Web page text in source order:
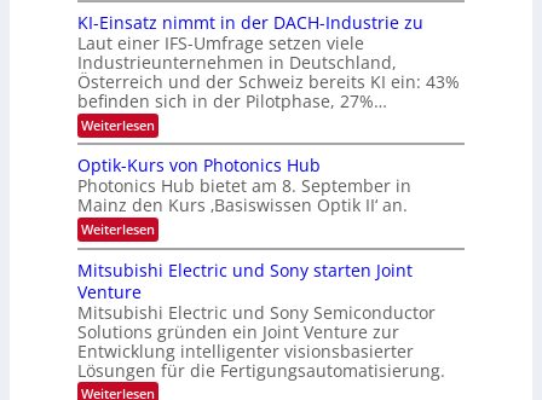
i
l
d
v
e
r
a
r
b
e
i
n
g
s
-
d
e
t
s
t
a
r
k
e
W
a
c
h
s
u
i
m
e
r
s
t
9
.
W
E
-
H
e
r
a
e
u
s
-
S
e
n
a
r
KI-Einsatz nimmt in der DACH-Industrie zu
Laut einer IFS-Umfrage setzen viele
Industrieunternehmen in Deutschland,
Österreich und der Schweiz bereits KI ein: 43%
befinden sich in der Pilotphase, 27%…
Weiterlesen:
K
-
E
i
n
s
t
n
m
m
t
i
Optik-Kurs von Photonics Hub
Photonics Hub bietet am 8. September in
Mainz den Kurs ‚Basiswissen Optik II‘ an.
Weiterlesen:
O
p
t
k
-
K
u
r
Mitsubishi Electric und Sony starten Joint
Venture
Mitsubishi Electric und Sony Semiconductor
Solutions gründen ein Joint Venture zur
Entwicklung intelligenter visionsbasierter
Lösungen für die Fertigungsautomatisierung.
Weiterlesen: